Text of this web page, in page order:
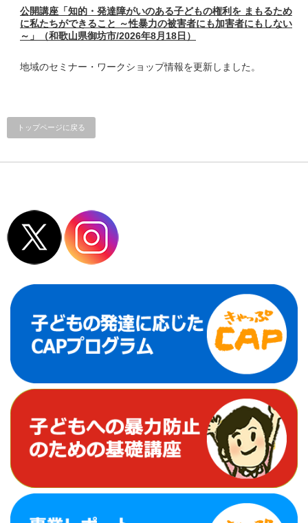
公開講座「知的・発達障がいのある子どもの権利を まもるため
に私たちができること ～性暴力の被害者にも加害者にもしない
～」（和歌山県御坊市/2026年8月18日）
地域のセミナー・ワークショップ情報を更新しました。
トップページに戻る